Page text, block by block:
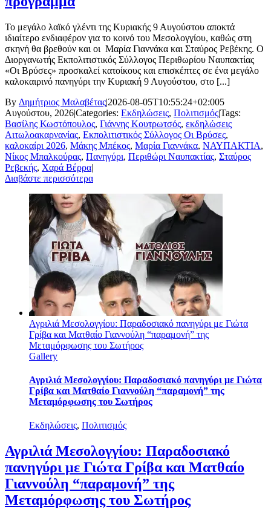
Το μεγάλο λαϊκό γλέντι της Κυριακής 9 Αυγούστου αποκτά
ιδιαίτερο ενδιαφέρον για το κοινό του Μεσολογγίου, καθώς στη
σκηνή θα βρεθούν και οι Μαρία Γιαννάκα και Σταύρος Ρεβέκης. Ο
Διοργανωτής Εκπολιτιστικός Σύλλογος Περιθωρίου Ναυπακτίας
«Οι Βρύσες» προσκαλεί κατοίκους και επισκέπτες σε ένα μεγάλο
καλοκαιρινό πανηγύρι την Κυριακή 9 Αυγούστου, στο [...]
By Δημήτριος Μαλαβέτας|2026-08-05T10:55:24+02:005
Αυγούστου, 2026|Categories: Εκδηλώσεις, Πολιτισμός|Tags:
Βασίλης Κωστόπουλος, Γιάννης Κουτρωτσός, εκδηλώσεις
Αιτωλοακαρνανίας, Εκπολιτιστικός Σύλλογος Οι Βρύσες,
καλοκαίρι 2026, Μάκης Μπέκος, Μαρία Γιαννάκα, ΝΑΥΠΑΚΤΙΑ,
Νίκος Μπαλκούρας, Πανηγύρι, Περιθώρι Ναυπακτίας, Σταύρος
Ρεβεκής, Χαρά Βέρρα|
Διαβάστε περισσότερα
Αγριλιά Μεσολογγίου: Παραδοσιακό πανηγύρι με Γιώτα
Γρίβα και Ματθαίο Γιαννούλη “παραμονή” της
Μεταμόρφωσης του Σωτήρος
Gallery
Αγριλιά Μεσολογγίου: Παραδοσιακό πανηγύρι με Γιώτα
Γρίβα και Ματθαίο Γιαννούλη “παραμονή” της
Μεταμόρφωσης του Σωτήρος
Εκδηλώσεις, Πολιτισμός
Αγριλιά Μεσολογγίου: Παραδοσιακό
πανηγύρι με Γιώτα Γρίβα και Ματθαίο
Γιαννούλη “παραμονή” της
Μεταμόρφωσης του Σωτήρος